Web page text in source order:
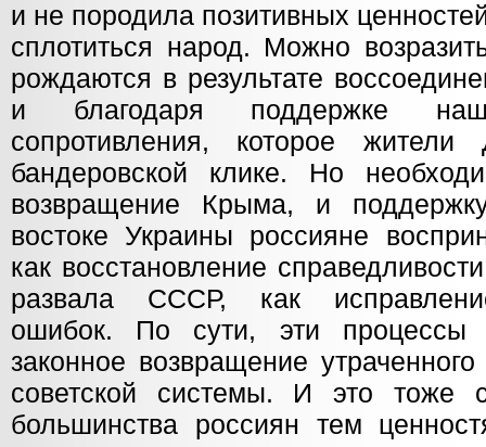
и не породила позитивных
сплотиться народ. Можно
рождаются в результате
и благодаря поддержке
сопротивления, которое жители
бандеровской клике. Но
возвращение Крыма, и
востоке Украины россияне
как восстановление
развала СССР, как
ошибок. По сути, эти процессы
законное возвращение
советской системы. И это тоже
большинства россиян тем